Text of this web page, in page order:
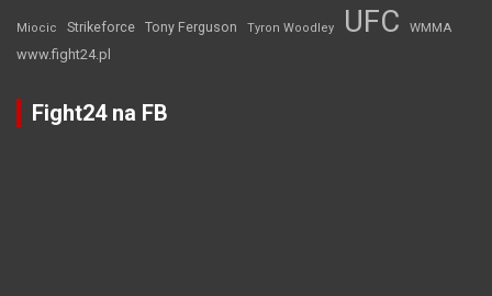
Miocic Strikeforce Tony Ferguson Tyron Woodley UFC WMMA
www.fight24.pl
Fight24 na FB